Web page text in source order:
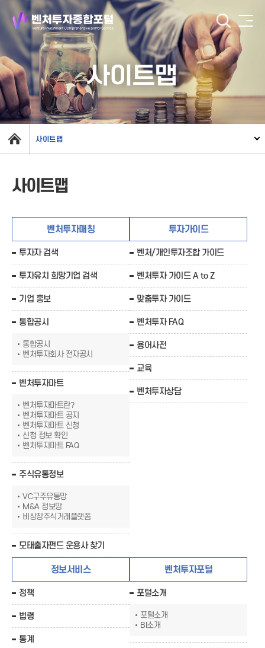
사이트맵
사이트맵
사이트맵
벤처투자매칭
투자자 검색
투자유치 희망기업 검색
기업 홍보
통합공시
통합공시
벤처투자회사 전자공시
벤처투자마트
벤처투자마트란?
벤처투자마트 공지
벤처투자마트 신청
신청 정보 확인
벤처투자마트 FAQ
주식유통정보
VC구주유통망
M&A 정보망
비상장주식거래플랫폼
모태출자펀드 운용사 찾기
투자가이드
벤처/개인투자조합 가이드
벤처투자 가이드 A to Z
맞춤투자 가이드
벤처투자 FAQ
용어사전
교육
벤처투자상담
정보서비스
정책
법령
통계
벤처투자포털
포털소개
포털소개
BI소개